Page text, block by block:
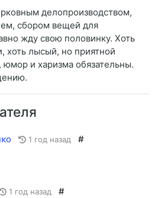
делопроизводством,
сбором вещей для
жду свою половинку. Хоть
хоть лысый, но приятной
и харизма обязательны.
1 год назад
#
1 год назад #